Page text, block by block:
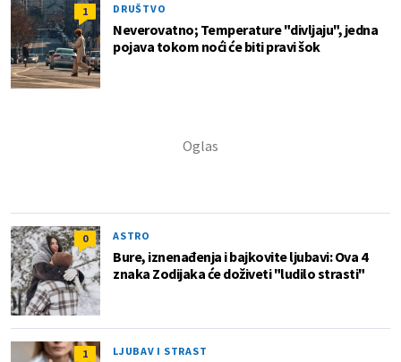
1 DRUŠTVO
Neverovatno; Temperature "divljaju", jedna
pojava tokom noći će biti pravi šok
0 ASTRO
Bure, iznenađenja i bajkovite ljubavi: Ova 4
znaka Zodijaka će doživeti "ludilo strasti"
1 LJUBAV I STRAST